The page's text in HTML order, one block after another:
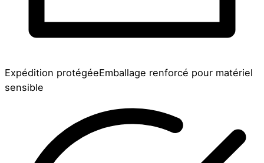
Expédition protégéeEmballage renforcé pour matériel
sensible